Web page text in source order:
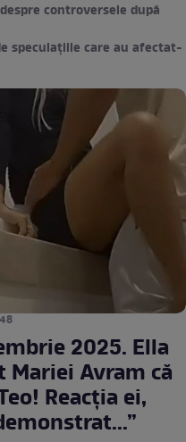
controversele după
speculațiile care au afectat-
2025. Ella
Avram că
Reacția ei,